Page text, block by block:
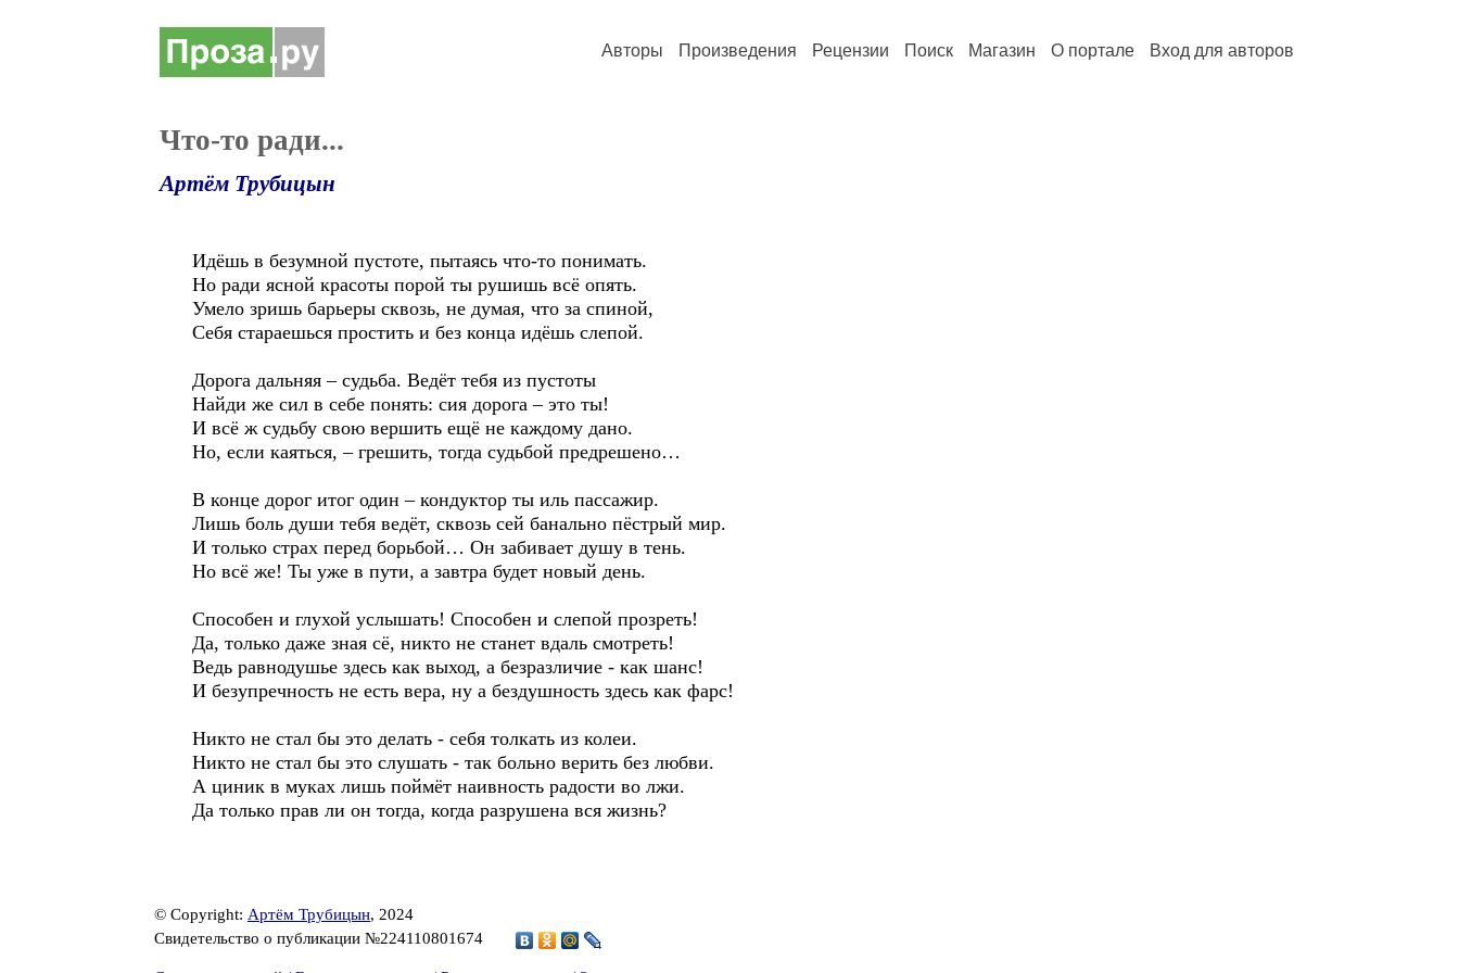
Авторы Произведения Рецензии Поиск Магазин О портале Вход для авторов
Что-то ради...
Артём Трубицын
Идёшь в безумной пустоте, пытаясь что-то понимать.
Но ради ясной красоты порой ты рушишь всё опять.
Умело зришь барьеры сквозь, не думая, что за спиной,
Себя стараешься простить и без конца идёшь слепой.
Дорога дальняя – судьба. Ведёт тебя из пустоты
Найди же сил в себе понять: сия дорога – это ты!
И всё ж судьбу свою вершить ещё не каждому дано.
Но, если каяться, – грешить, тогда судьбой предрешено…
В конце дорог итог один – кондуктор ты иль пассажир.
Лишь боль души тебя ведёт, сквозь сей банально пёстрый мир.
И только страх перед борьбой… Он забивает душу в тень.
Но всё же! Ты уже в пути, а завтра будет новый день.
Способен и глухой услышать! Способен и слепой прозреть!
Да, только даже зная сё, никто не станет вдаль смотреть!
Ведь равнодушье здесь как выход, а безразличие - как шанс!
И безупречность не есть вера, ну а бездушность здесь как фарс!
Никто не стал бы это делать - себя толкать из колеи.
Никто не стал бы это слушать - так больно верить без любви.
А циник в муках лишь поймёт наивность радости во лжи.
Да только прав ли он тогда, когда разрушена вся жизнь?
© Copyright: Артём Трубицын, 2024
Свидетельство о публикации №224110801674